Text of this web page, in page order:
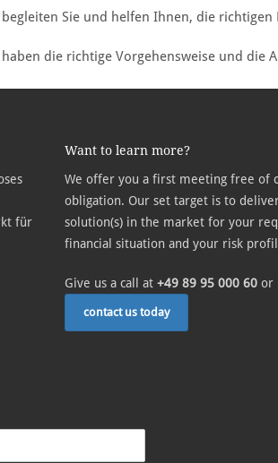
Sie und helfen Ihnen, die richtigen
die richtige Vorgehensweise und die
für
Want to learn more?
We offer you a first meeting free of
obligation. Our set target is to
solution(s) in the market for your
financial situation and your risk
Give us a call at +49 89 95 000 60 or
contact us today